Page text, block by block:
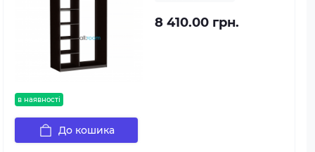
в наявності
8 410.00 грн.
До кошика